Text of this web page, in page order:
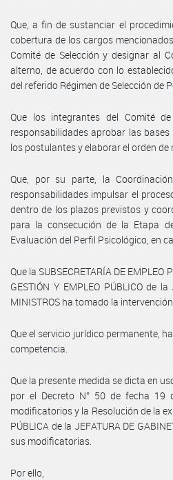
Que, a fin de sustanciar el
cobertura de los cargos
Comité de Selección y designar al
alterno, de acuerdo con lo
del referido Régimen de Selección de
Que los integrantes del Comité
responsabilidades aprobar las
los postulantes y elaborar el orden de
Que, por su parte, la
responsabilidades impulsar el
dentro de los plazos previstos y
para la consecución de la Etapa
Evaluación del Perfil Psicológico, en
Que la SUBSECRETARÍA DE EMPLEO
GESTIÓN Y EMPLEO PÚBLICO de
MINISTROS ha tomado la
Que el servicio jurídico permanente,
competencia.
Que la presente medida se dicta en
por el Decreto N° 50 de fecha 19
modificatorios y la Resolución de la ex
PÚBLICA de la JEFATURA DE
sus modificatorias.
Por ello,